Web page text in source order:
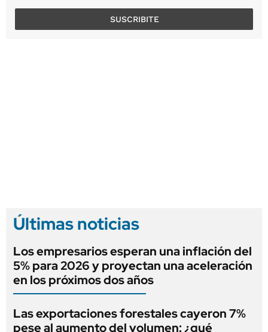
SUSCRIBITE
Últimas noticias
Los empresarios esperan una inflación del
5% para 2026 y proyectan una aceleración
en los próximos dos años
Las exportaciones forestales cayeron 7%
pese al aumento del volumen: ¿qué